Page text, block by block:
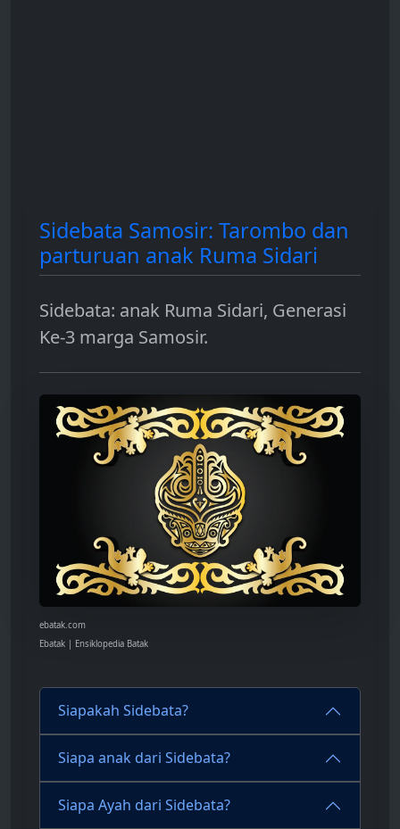
Sidebata Samosir: Tarombo dan
parturuan anak Ruma Sidari
Sidebata: anak Ruma Sidari, Generasi
Ke-3 marga Samosir.
ebatak.com
Ebatak | Ensiklopedia Batak
Siapakah Sidebata?
Siapa anak dari Sidebata?
Siapa Ayah dari Sidebata?